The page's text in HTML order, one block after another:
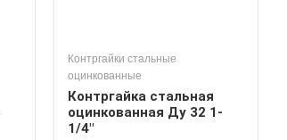
Контргайки стальные
оцинкованные
Контргайка стальная
оцинкованная Ду 32 1-
1/4"